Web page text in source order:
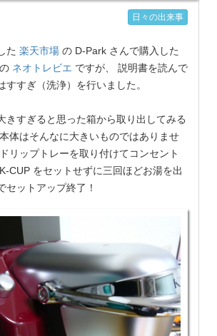
日々の出来事
た 楽天市場 の D-Park さんで購入した
の ネオトレビエ ですが、 説明書を読んで
すすぎ（洗浄）を行いました。
すぎると思った箱から取り出してみる
体はそんなに大きいものではありませ
リップトレーを取り付けてコンセント
CUP をセットせずに三回ほどお湯を出
セットアップ終了！